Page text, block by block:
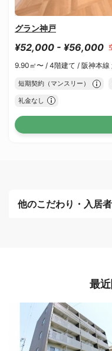
グラン神戸
¥52,000 - ¥56,000
9.90㎡〜 / 4階建て / 阪神本線
短期契約（マンスリー）
礼金なし
他のこだわり・入居
最